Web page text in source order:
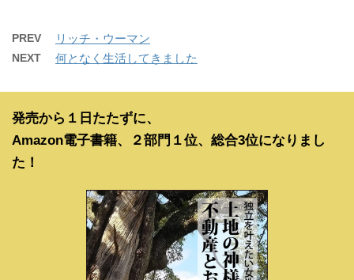
PREV リッチ・ウーマン
NEXT 何となく生活してきました
発売から１日たたずに、
Amazon電子書籍、２部門１位、総合3位になりまし
た！